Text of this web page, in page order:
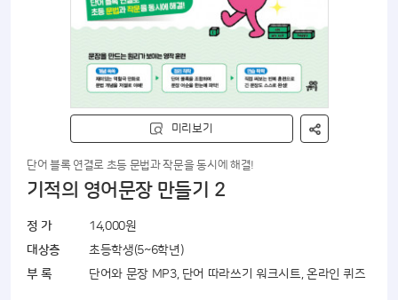
미리보기
단어 블록 연결로 초등 문법과 작문을 동시에 해결!
기적의 영어문장 만들기 2
정 가
14,000원
대상층
초등학생(5~6학년)
부 록
단어와 문장 MP3, 단어 따라쓰기 워크시트, 온라인 퀴즈